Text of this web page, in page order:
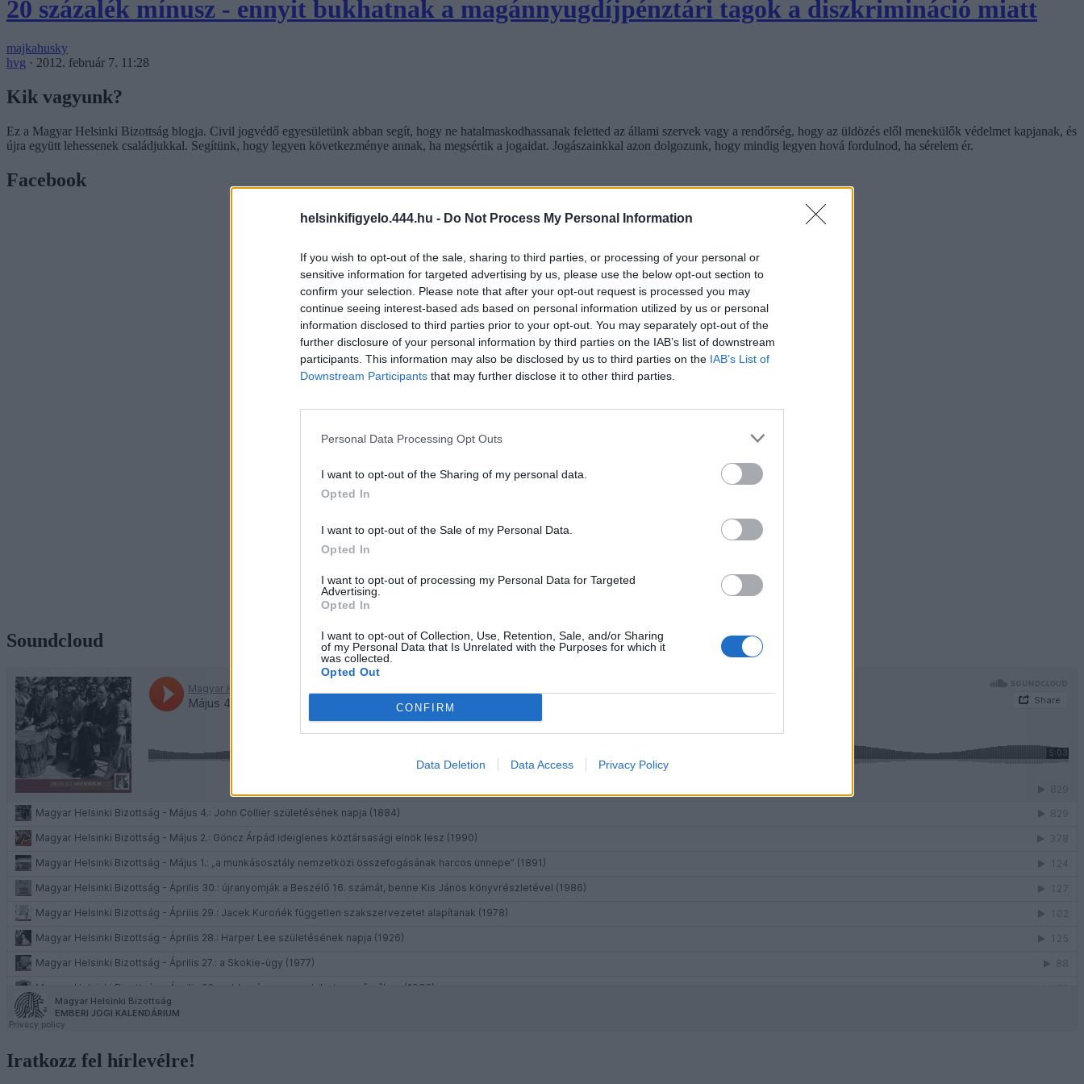
helsinkifigyelo.444.hu - Do Not Process My Personal Information
If you wish to opt-out of the sale, sharing to third parties, or processing of your personal or
sensitive information for targeted advertising by us, please use the below opt-out section to
confirm your selection. Please note that after your opt-out request is processed you may
continue seeing interest-based ads based on personal information utilized by us or personal
information disclosed to third parties prior to your opt-out. You may separately opt-out of the
further disclosure of your personal information by third parties on the IAB’s list of downstream
participants. This information may also be disclosed by us to third parties on the IAB’s List of
Downstream Participants that may further disclose it to other third parties.
Personal Data Processing Opt Outs
I want to opt-out of the Sharing of my personal data.
Opted In
I want to opt-out of the Sale of my Personal Data.
Opted In
I want to opt-out of processing my Personal Data for Targeted
Advertising.
Opted In
I want to opt-out of Collection, Use, Retention, Sale, and/or Sharing
of my Personal Data that Is Unrelated with the Purposes for which it
was collected.
Opted Out
CONFIRM
Data Deletion Data Access Privacy Policy
20 százalék mínusz - ennyit bukhatnak a magánnyugdíjpénztári tagok a diszkrimináció miatt
majkahusky
hvg · 2012. február 7. 11:28
Kik vagyunk?
Ez a Magyar Helsinki Bizottság blogja. Civil jogvédő egyesületünk abban segít, hogy ne hatalmaskodhassanak feletted az állami szervek vagy a rendőrség, hogy az üldözés elől menekülők védelmet kapjanak, és
újra együtt lehessenek családjukkal. Segítünk, hogy legyen következménye annak, ha megsértik a jogaidat. Jogászainkkal azon dolgozunk, hogy mindig legyen hová fordulnod, ha sérelem ér.
Facebook
Soundcloud
Iratkozz fel hírlevélre!